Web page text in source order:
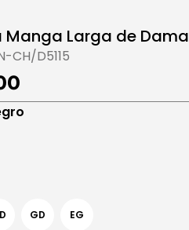
Manga Larga de Dama
CH/D5115
GD EG